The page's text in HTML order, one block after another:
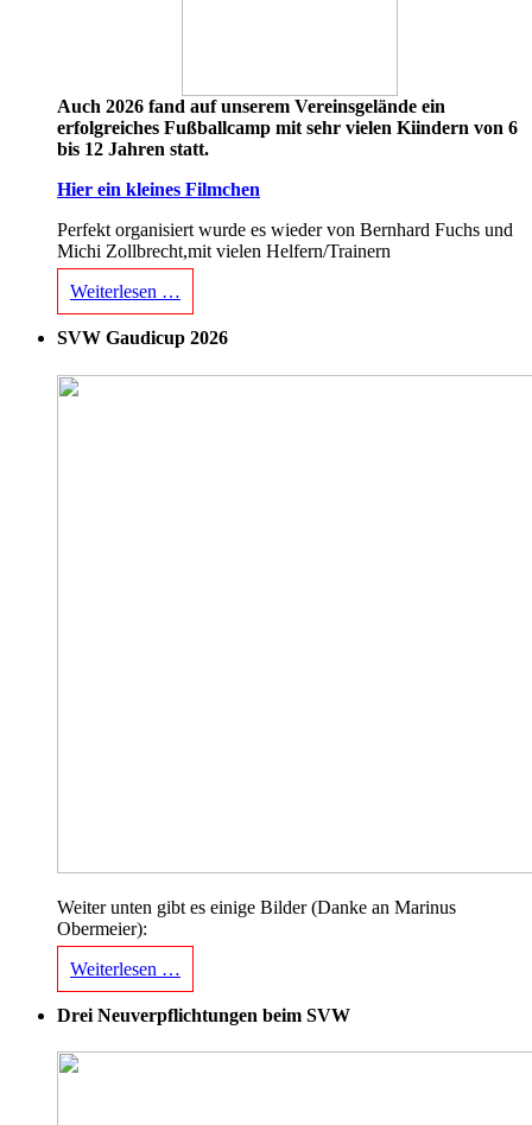
Auch 2026 fand auf unserem Vereinsgelände ein
erfolgreiches Fußballcamp mit sehr vielen Kiindern von 6
bis 12 Jahren statt.
Hier ein kleines Filmchen
Perfekt organisiert wurde es wieder von Bernhard Fuchs und
Michi Zollbrecht,mit vielen Helfern/Trainern
Weiterlesen …
SVW Gaudicup 2026
Weiter unten gibt es einige Bilder (Danke an Marinus
Obermeier):
Weiterlesen …
Drei Neuverpflichtungen beim SVW